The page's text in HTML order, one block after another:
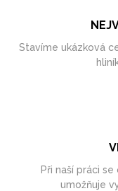
Stavíme ukázková
Při naší práci
umožňuje